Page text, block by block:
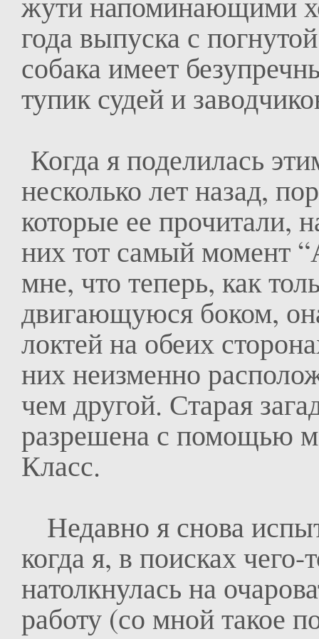
года выпуска с
собака имеет
тупик судей и
Когда я поделилась
несколько лет назад,
которые ее прочитали,
них тот самый момент
мне, что теперь, как
двигающуюся боком,
локтей на обеих
них неизменно
чем другой. Старая
разрешена с помощью
Класс.
Недавно я снова
когда я, в поисках
натолкнулась на
работу (со мной такое